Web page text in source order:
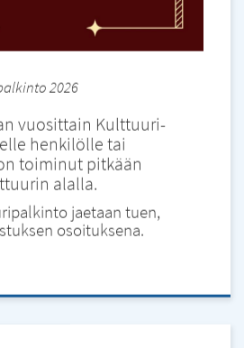
2026
vuosittain Kulttuuri-
henkilölle tai
toiminut pitkään
alalla.
jaetaan tuen,
osoituksena.